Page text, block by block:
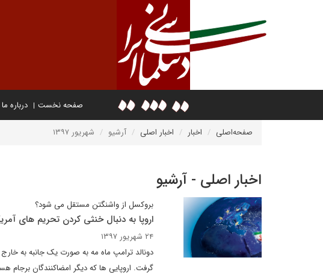
صفحه نخست درباره ما
صفحه‌اصلی اخبار اخبار اصلی آرشیو شهریور ۱۳۹۷
اخبار اصلی - آرشیو
بروکسل از واشنگتن مستقل می شود؟
اروپا به دنبال خنثی کردن تحریم های
۲۴ شهریور ۱۳۹۷
دونالد ترامپ ماه مه به صورت یک جانبه به
گرفت. اروپایی ها که دیگر امضاکنندگان برجام